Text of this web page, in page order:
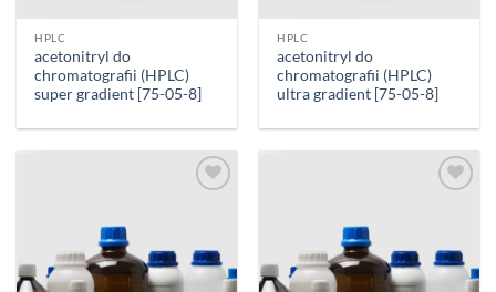
HPLC
acetonitryl do
chromatografii (HPLC)
super gradient [75-05-8]
HPLC
acetonitryl do
chromatografii (HPLC)
ultra gradient [75-05-8]